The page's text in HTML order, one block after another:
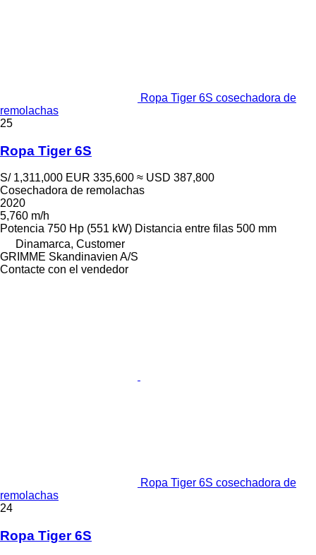
Ropa Tiger 6S cosechadora de
remolachas
25
Ropa Tiger 6S
S/ 1,311,000 EUR 335,600 ≈ USD 387,800
Cosechadora de remolachas
2020
5,760 m/h
Potencia 750 Hp (551 kW) Distancia entre filas 500 mm
Dinamarca, Customer
GRIMME Skandinavien A/S
Contacte con el vendedor
Ropa Tiger 6S cosechadora de
remolachas
24
Ropa Tiger 6S